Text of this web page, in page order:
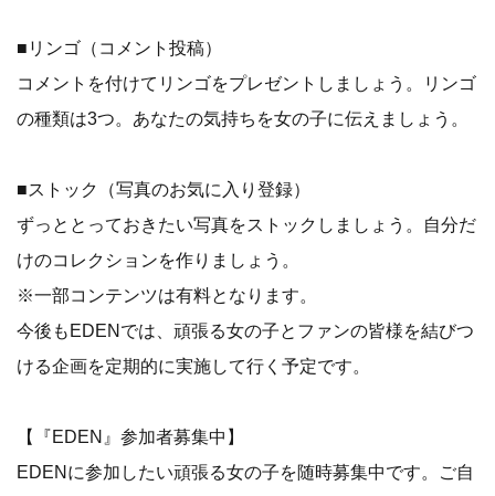
■リンゴ（コメント投稿）
コメントを付けてリンゴをプレゼントしましょう。リンゴ
の種類は3つ。あなたの気持ちを女の子に伝えましょう。
■ストック（写真のお気に入り登録）
ずっととっておきたい写真をストックしましょう。自分だ
けのコレクションを作りましょう。
※一部コンテンツは有料となります。
今後もEDENでは、頑張る女の子とファンの皆様を結びつ
ける企画を定期的に実施して行く予定です。
【『EDEN』参加者募集中】
EDENに参加したい頑張る女の子を随時募集中です。ご自